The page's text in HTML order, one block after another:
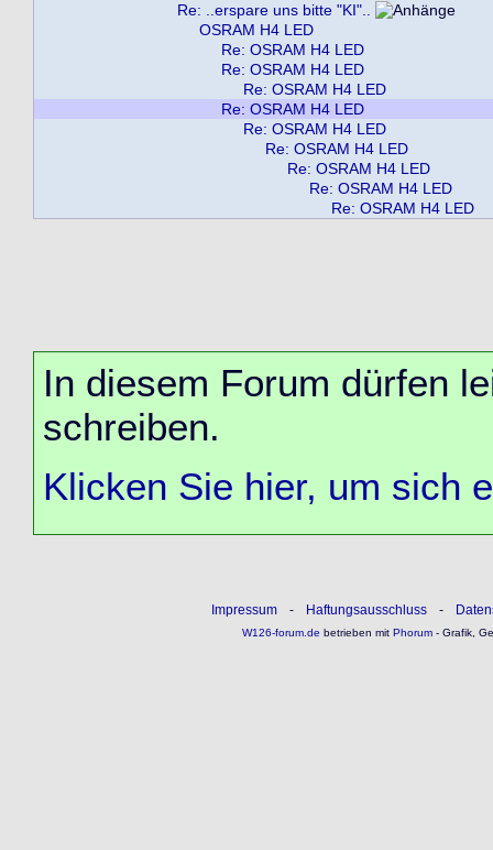
Re: ..erspare uns bitte "KI"..
OSRAM H4 LED
Re: OSRAM H4 LED
Re: OSRAM H4 LED
Re: OSRAM H4 LED
Re: OSRAM H4 LED
Re: OSRAM H4 LED
Re: OSRAM H4 LED
Re: OSRAM H4 LED
Re: OSRAM H4 LED
Re: OSRAM H4 LED
In diesem Forum dürfen
schreiben.
Klicken Sie hier, um sich
Impressum - Haftungsausschluss -
W126-forum.de betrieben mitPhorum- Grafik,